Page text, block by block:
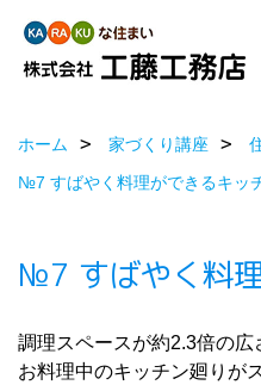
ホーム 家づくり講座
№7 すばやく料理ができるキッ
№7 すばやく料
調理スペースが約2.3倍の広
お料理中のキッチン廻りが